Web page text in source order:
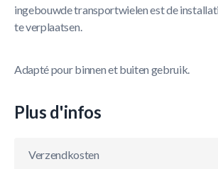
ingebouwde transportwielen est de
te verplaatsen.
Adapté pour binnen et buiten gebruik.
Plus d'infos
Verzendkosten